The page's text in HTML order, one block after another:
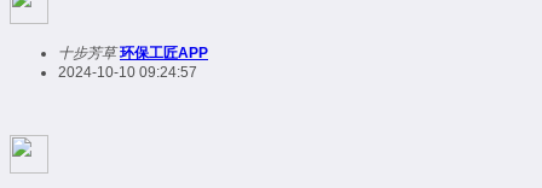
十步芳草 环保工匠APP
2024-10-10 09:24:57